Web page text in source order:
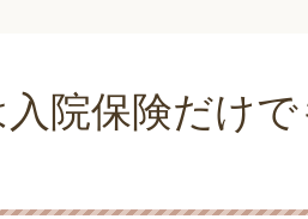
院保険だけで